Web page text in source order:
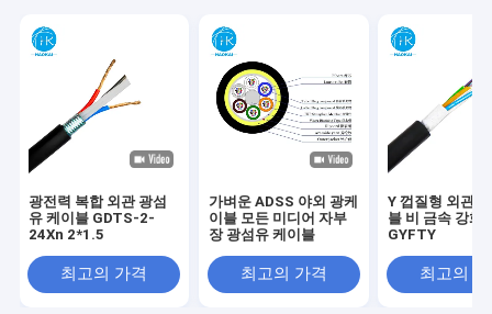
광전력 복합 외관 광섬
유 케이블 GDTS-2-
24Xn 2*1.5
최고의 가격
가벼운 ADSS 야외 광케
이블 모든 미디어 자부
장 광섬유 케이블
최고의 가격
Y 껍질형 외관
블 비 금속 강화
GYFTY
최고의